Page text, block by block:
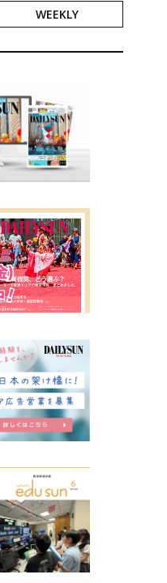
WEEKLY